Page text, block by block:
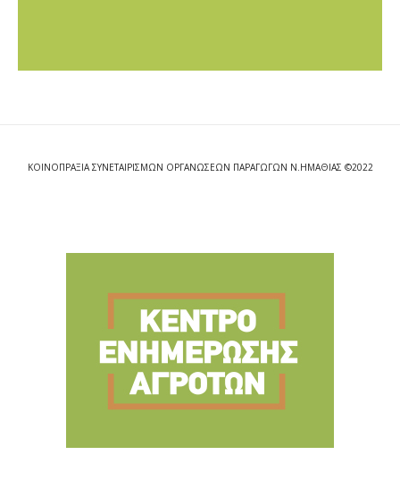
ΚΟΙΝΟΠΡΑΞΙΑ ΣΥΝΕΤΑΙΡΙΣΜΩΝ ΟΡΓΑΝΩΣΕΩΝ ΠΑΡΑΓΩΓΩΝ Ν.ΗΜΑΘΙΑΣ ©2022